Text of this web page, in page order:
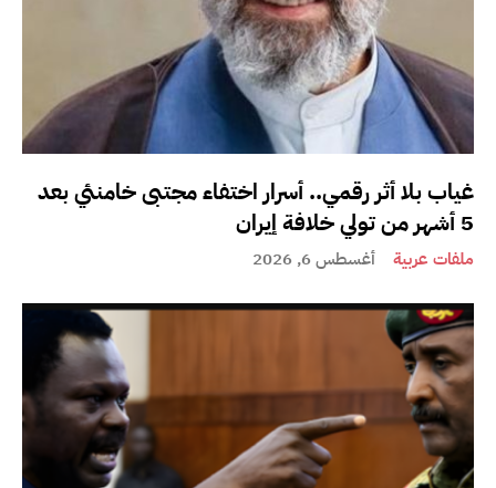
غياب بلا أثر رقمي.. أسرار اختفاء مجتبى خامنئي بعد
5 أشهر من تولي خلافة إيران
ملفات عربية أغسطس 6, 2026